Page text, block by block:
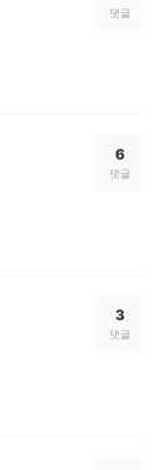
댓글
6
댓글
3
댓글